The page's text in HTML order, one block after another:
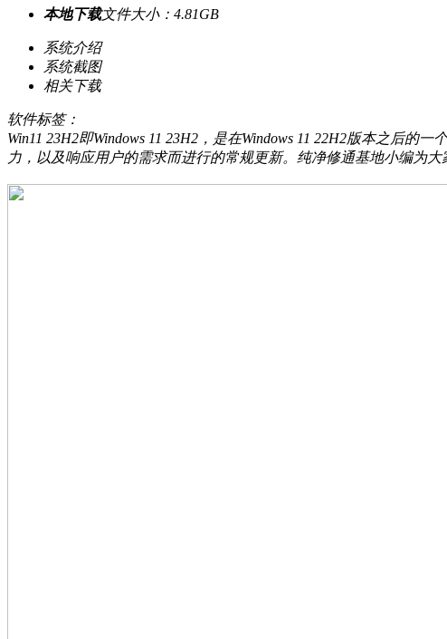
本地下载文件大小：4.81GB
系统介绍
系统截图
相关下载
软件标签：
Win11 23H2即Windows 11 23H2，是在Windows 11 22H2版本之后的
力，以及响应用户的需求而进行的常规更新。纯净修通基地小编为